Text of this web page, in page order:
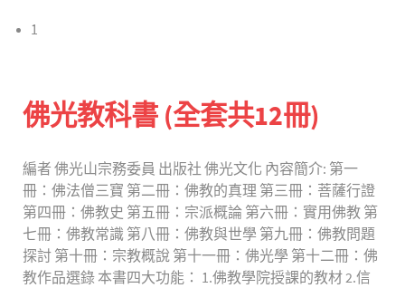
1
佛光教科書 (全套共12冊)
編者 佛光山宗務委員 出版社 佛光文化 內容簡介: 第一
冊：佛法僧三寶 第二冊：佛教的真理 第三冊：菩薩行證
第四冊：佛教史 第五冊：宗派概論 第六冊：實用佛教 第
七冊：佛教常識 第八冊：佛教與世學 第九冊：佛教問題
探討 第十冊：宗教概說 第十一冊：佛光學 第十二冊：佛
教作品選錄 本書四大功能： 1.佛教學院授課的教材 2.信